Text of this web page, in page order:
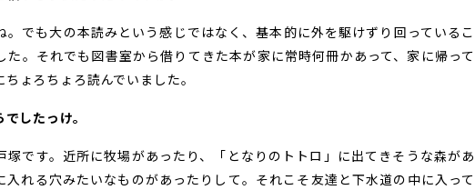
。でも大の本読みという感じではなく、基本的に外を駆けずり回っているこ
た。それでも図書室から借りてきた本が家に常時何冊かあって、家に帰って
ょろちょろ読んでいました。
でしたっけ。
塚です。近所に牧場があったり、「となりのトトロ」に出てきそうな森があ
入れる穴みたいなものがあったりして。それこそ友達と下水道の中に入って